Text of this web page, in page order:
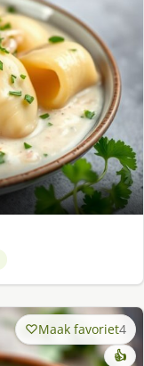
Maak favoriet4
👍